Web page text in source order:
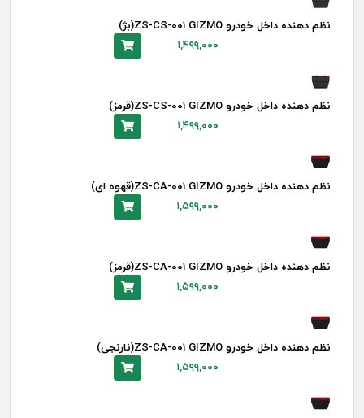
نظم دهنده داخل خودرو ZS-CS-001 GIZMO(بژ)
۱,۴۹۹,۰۰۰
نظم دهنده داخل خودرو ZS-CS-001 GIZMO(قرمز)
۱,۴۹۹,۰۰۰
نظم دهنده داخل خودرو ZS-CA-001 GIZMO(قهوه ای)
۱,۵۹۹,۰۰۰
نظم دهنده داخل خودرو ZS-CA-001 GIZMO(قرمز)
۱,۵۹۹,۰۰۰
نظم دهنده داخل خودرو ZS-CA-001 GIZMO(نارنجی)
۱,۵۹۹,۰۰۰